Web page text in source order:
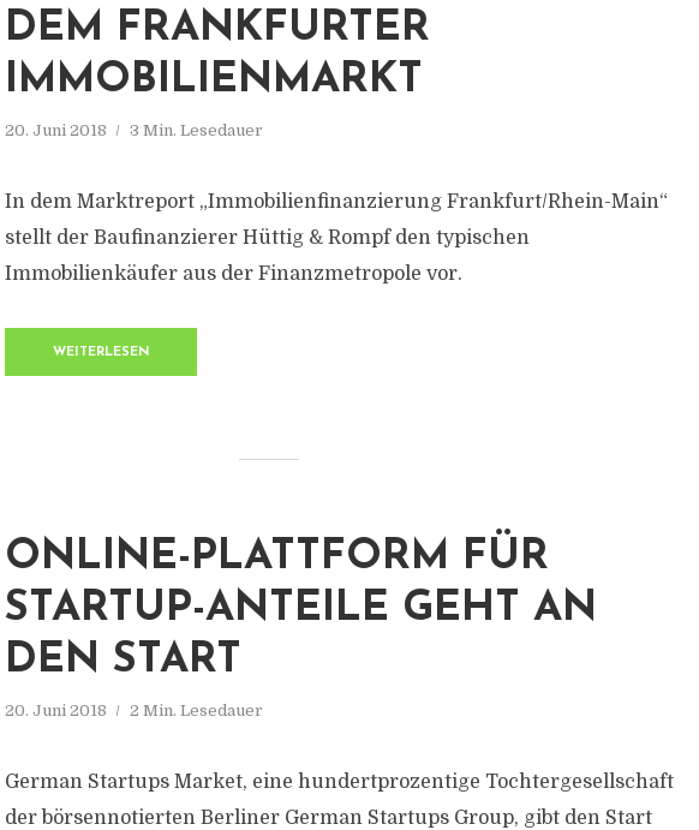
DEM FRANKFURTER
IMMOBILIENMARKT
20. Juni 2018 3 Min. Lesedauer
In dem Marktreport „Immobilienfinanzierung Frankfurt/Rhein-Main“
stellt der Baufinanzierer Hüttig & Rompf den typischen
Immobilienkäufer aus der Finanzmetropole vor.
WEITERLESEN
ONLINE-PLATTFORM FÜR
STARTUP-ANTEILE GEHT AN
DEN START
20. Juni 2018 2 Min. Lesedauer
German Startups Market, eine hundertprozentige Tochtergesellschaft
der börsennotierten Berliner German Startups Group, gibt den Start